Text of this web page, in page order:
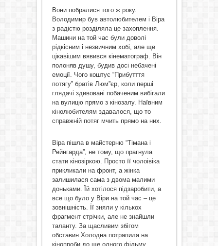
Вони побралися того ж року.
Володимир був автолюбителем і Віра
з радістю розділяла це захоплення.
Машини на той час були доволі
рідкісним і незвичним хобі, але ще
цікавішим вявився кінематограф. Він
полоняв душу, будив досі небачені
емоції. Чого коштує “Прибутття
потягу” братів Люм”єр, коли перші
глядачі здивовані побаченим вибігали
на вулицю прямо з кінозалу. Наївним
кінолюбителям здавалося, що то
справжній потяг мчить прямо на них.
Віра пішла в майстерню “Тімана і
Рейнгарда”, не тому, що прагнула
стати кінозіркою. Просто її чолоівіка
прикликали на фронт, а жінка
залишилася сама з двома малими
доньками. Їй хотілося підзаробити, а
все що було у Віри на той час – це
зовнішність. Її зняли у кількох
фрагмент стрічки, але не знайшли
таланту. За щасливим збігом
обставин Холодна потрапила на
кінопроби до ще одного фільму